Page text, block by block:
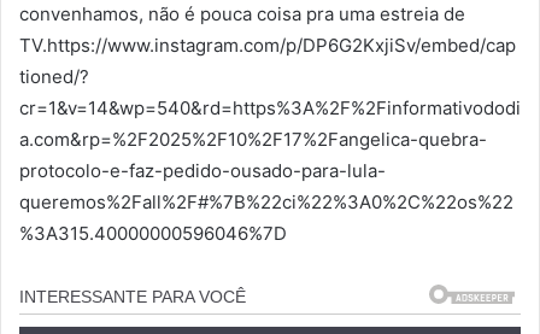
convenhamos, não é pouca coisa pra uma estreia de
TV.https://www.instagram.com/p/DP6G2KxjiSv/embed/cap
tioned/?
cr=1&v=14&wp=540&rd=https%3A%2F%2Finformativododi
a.com&rp=%2F2025%2F10%2F17%2Fangelica-quebra-
protocolo-e-faz-pedido-ousado-para-lula-
queremos%2Fall%2F#%7B%22ci%22%3A0%2C%22os%22
%3A315.40000000596046%7D